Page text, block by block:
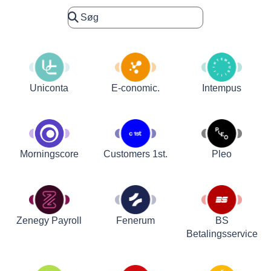
Uniconta E-conomic. Intempus
Morningscore Customers 1st. Pleo
Zenegy Payroll Fenerum
BS
Betalingsservice